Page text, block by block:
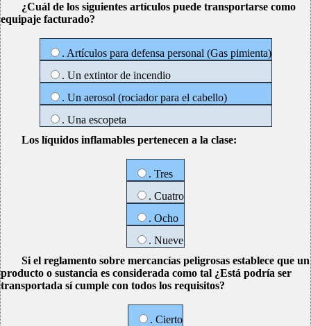
¿Cuál de los siguientes artículos puede transportarse como
equipaje facturado?
. Artículos para defensa personal (Gas pimienta)
. Un extintor de incendio
. Un aerosol (rociador para el cabello)
. Una escopeta
Los líquidos inflamables pertenecen a la clase:
. Tres
. Cuatro
. Ocho
. Nueve
Si el reglamento sobre mercancías peligrosas establece que un
producto o sustancia es considerada como tal ¿Está podría ser
transportada sí cumple con todos los requisitos?
. Cierto